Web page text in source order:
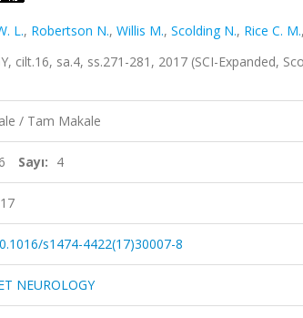
L., Robertson N., Willis M., Scolding N., Rice C. M.,
cilt.16, sa.4, ss.271-281, 2017 (SCI-Expanded,
/ Tam Makale
Sayı: 4
s1474-4422(17)30007-8
NEUROLOGY